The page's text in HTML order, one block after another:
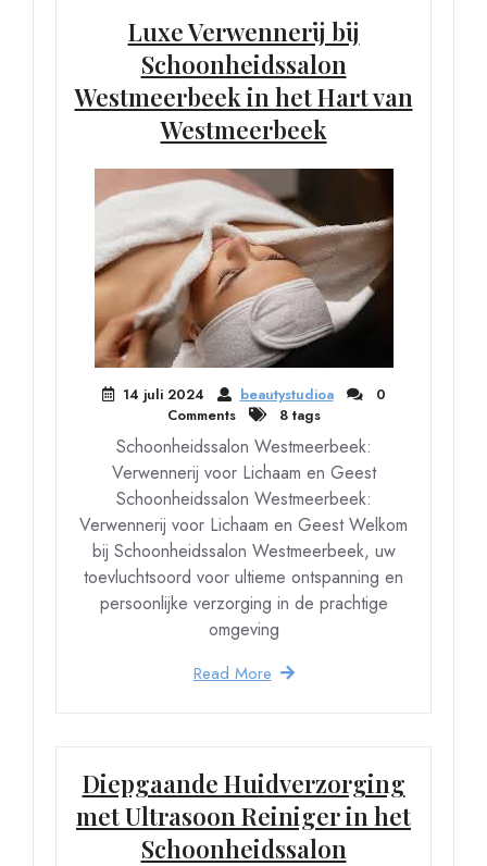
Luxe Verwennerij bij
Schoonheidssalon
Westmeerbeek in het Hart van
Westmeerbeek
14 juli 2024 beautystudioa
0
Comments
8 tags
Schoonheidssalon Westmeerbeek:
Verwennerij voor Lichaam en Geest
Schoonheidssalon Westmeerbeek:
Verwennerij voor Lichaam en Geest Welkom
bij Schoonheidssalon Westmeerbeek, uw
toevluchtsoord voor ultieme ontspanning en
persoonlijke verzorging in de prachtige
omgeving
Read More
Diepgaande Huidverzorging
met Ultrasoon Reiniger in het
Schoonheidssalon